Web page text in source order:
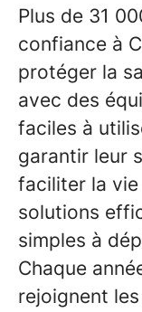
Plus de 31
confiance à
protéger la
avec des
faciles à
garantir leur
faciliter la
solutions
simples à
Chaque
rejoignent les